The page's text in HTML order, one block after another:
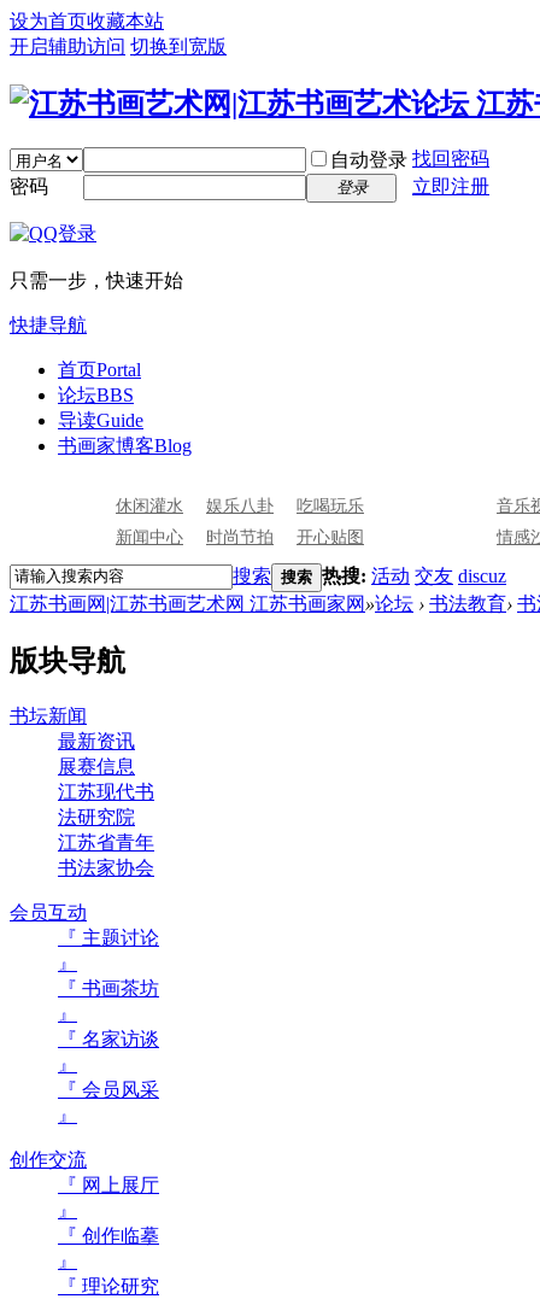
设为首页收藏本站
开启辅助访问 切换到宽版
自动登录 找回密码
密码
登录 立即注册
只需一步，快速开始
快捷导航
首页Portal
论坛BBS
导读Guide
书画家博客Blog
休闲灌水 娱乐八卦
吃喝玩乐
新闻中心
时尚节拍 开心贴图
音乐
情感
搜索 搜索 热搜: 活动 交友 discuz
江苏书画网|江苏书画艺术网 江苏书画家网 »论坛 › 书法教育› 书
版块导航
书坛新闻
最新资讯
展赛信息
江苏现代书
法研究院
江苏省青年
书法家协会
会员互动
『 主题讨论
』
『 书画茶坊
』
『 名家访谈
』
『 会员风采
』
创作交流
『 网上展厅
』
『 创作临摹
』
『 理论研究